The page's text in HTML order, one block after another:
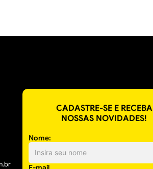
CADASTRE-SE E RECEBA
NOSSAS NOVIDADES!
Nome: